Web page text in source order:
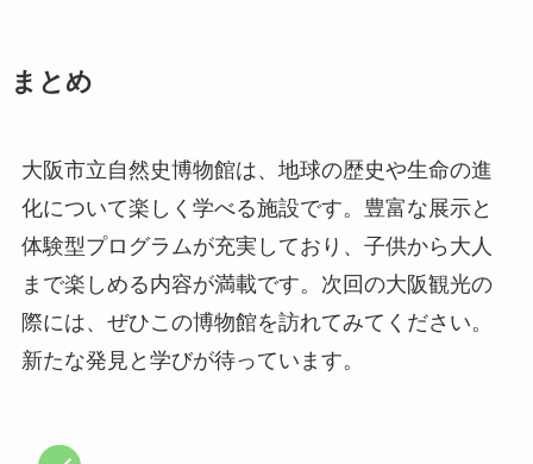
まとめ
大阪市立自然史博物館は、地球の歴史や生命の進
化について楽しく学べる施設です。豊富な展示と
体験型プログラムが充実しており、子供から大人
まで楽しめる内容が満載です。次回の大阪観光の
際には、ぜひこの博物館を訪れてみてください。
新たな発見と学びが待っています。